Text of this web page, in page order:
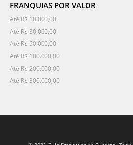
FRANQUIAS POR VALOR
Até R$ 10.000,00
Até R$ 30.000,00
Até R$ 50.000,00
Até R$ 100.000,00
Até R$ 200.000,00
Até R$ 300.000,00